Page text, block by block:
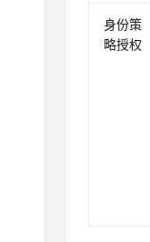
身份策
略授权